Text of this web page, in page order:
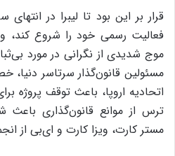
فعالیت رسمی خود را شروع کند،
موج شدیدی از نگرانی در مورد
مسئولین قانون‌گذار سرتاسر دنیا،
اتحادیه اروپا، باعث توقف پروژه
ترس از موانع قانون‌گذاری
مستر کارت، ویزا کارت و ای‌بی از